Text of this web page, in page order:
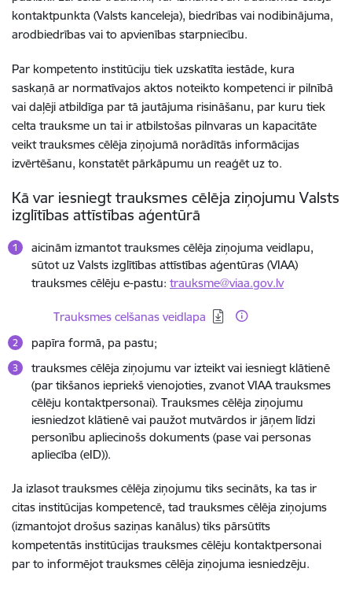
kontaktpunkta (Valsts kanceleja), biedrības vai nodibinājuma,
arodbiedrības vai to apvienības starpniecību.
Par kompetento institūciju tiek uzskatīta iestāde, kura
saskaņā ar normatīvajos aktos noteikto kompetenci ir pilnībā
vai daļēji atbildīga par tā jautājuma risināšanu, par kuru tiek
celta trauksme un tai ir atbilstošas pilnvaras un kapacitāte
veikt trauksmes cēlēja ziņojumā norādītās informācijas
izvērtēšanu, konstatēt pārkāpumu un reaģēt uz to.
Kā var iesniegt trauksmes cēlēja ziņojumu Valsts
izglītības attīstības aģentūrā
aicinām izmantot trauksmes cēlēja ziņojuma veidlapu,
sūtot uz Valsts izglītības attīstības aģentūras (VIAA)
trauksmes cēlēju e-pastu: trauksme@viaa.gov.lv
Lejupielādēt:
Trauksmes celšanas veidlapa
papīra formā, pa pastu;
trauksmes cēlēja ziņojumu var izteikt vai iesniegt klātienē
(par tikšanos iepriekš vienojoties, zvanot VIAA trauksmes
cēlēju kontaktpersonai). Trauksmes cēlēja ziņojumu
iesniedzot klātienē vai paužot mutvārdos ir jāņem līdzi
personību apliecinošs dokuments (pase vai personas
apliecība (eID)).
Ja izlasot trauksmes cēlēja ziņojumu tiks secināts, ka tas ir
citas institūcijas kompetencē, tad trauksmes cēlēja ziņojums
(izmantojot drošus saziņas kanālus) tiks pārsūtīts
kompetentās institūcijas trauksmes cēlēju kontaktpersonai
par to informējot trauksmes cēlēja ziņojuma iesniedzēju.